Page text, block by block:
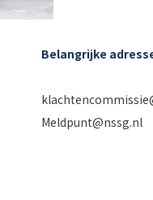
Belangrijke
Meldpunt@nssg.nl